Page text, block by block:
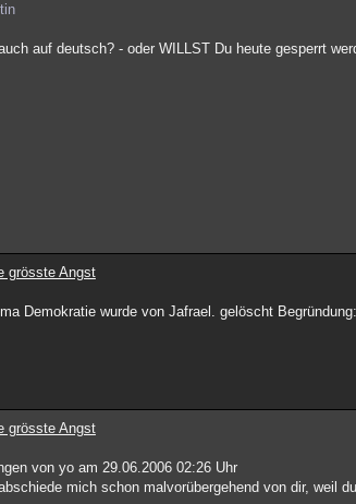
auf deutsch? - oder WILLST Du heute gesperrt
grösste Angst
Demokratie wurde von Jafrael. gelöscht
grösste Angst
von yo am 29.06.2006 02:26 Uhr
mich schon malvorübergehend von dir, weil